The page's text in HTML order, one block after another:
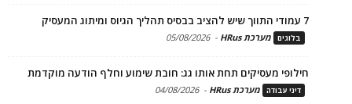
7 עמודי התווך שיש להציב בבסיס תהליך הגיוס ומיתוג המעסיק
בלוגים מערכת HRus -
05/08/2026
חילופי מעסיקים תחת אותו גג: חובת שימוע וחלף הודעה מוקדמת
דיני עבודה מערכת HRus -
04/08/2026